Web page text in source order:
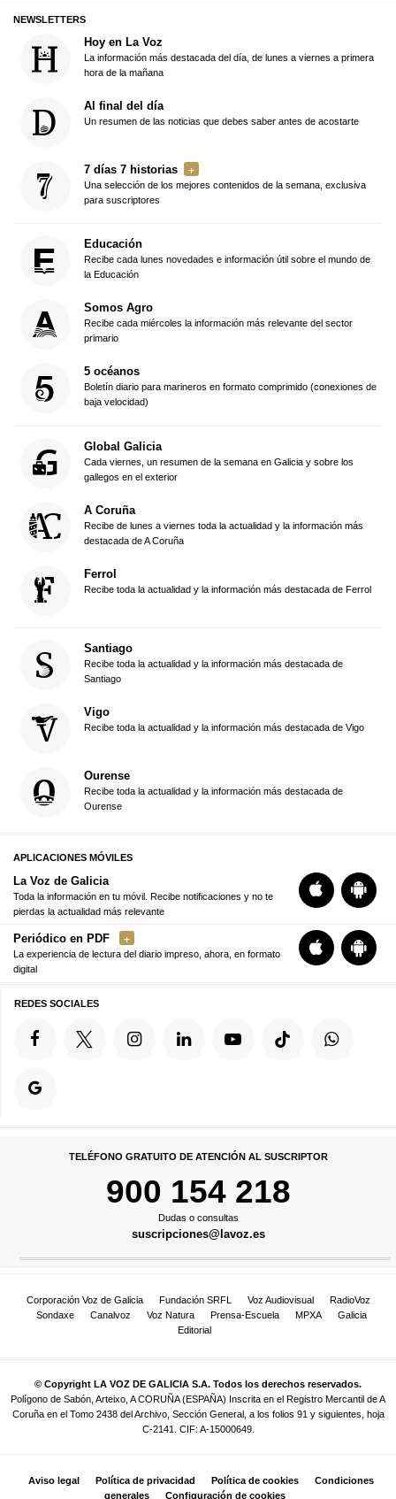
NEWSLETTERS
Hoy en La Voz
La información más destacada del día, de lunes a viernes a primera
hora de la mañana
Al final del día
Un resumen de las noticias que debes saber antes de acostarte
7 días 7 historias
Una selección de los mejores contenidos de la semana, exclusiva
para suscriptores
Educación
Recibe cada lunes novedades e información útil sobre el mundo de
la Educación
Somos Agro
Recibe cada miércoles la información más relevante del sector
primario
5 océanos
Boletín diario para marineros en formato comprimido (conexiones de
baja velocidad)
Global Galicia
Cada viernes, un resumen de la semana en Galicia y sobre los
gallegos en el exterior
A Coruña
Recibe de lunes a viernes toda la actualidad y la información más
destacada de A Coruña
Ferrol
Recibe toda la actualidad y la información más destacada de Ferrol
Santiago
Recibe toda la actualidad y la información más destacada de
Santiago
Vigo
Recibe toda la actualidad y la información más destacada de Vigo
Ourense
Recibe toda la actualidad y la información más destacada de
Ourense
APLICACIONES MÓVILES
La Voz de Galicia
Toda la información en tu móvil. Recibe notificaciones y no te
pierdas la actualidad más relevante
Periódico en PDF
La experiencia de lectura del diario impreso, ahora, en formato
digital
REDES SOCIALES
TELÉFONO GRATUITO DE ATENCIÓN AL SUSCRIPTOR
900 154 218
Dudas o consultas
suscripciones@lavoz.es
Corporación Voz de Galicia Fundación SRFL Voz Audiovisual
RadioVoz
Sondaxe
Canalvoz Voz Natura Prensa-Escuela MPXA
Galicia
Editorial
© Copyright LA VOZ DE GALICIA S.A. Todos los derechos reservados.
Polígono de Sabón, Arteixo, A CORUÑA (ESPAÑA) Inscrita en el Registro Mercantil de A
Coruña en el Tomo 2438 del Archivo, Sección General, a los folios 91 y siguientes, hoja
C-2141. CIF: A-15000649.
Aviso legal Política de privacidad Política de cookies
Condiciones
generales
Configuración de cookies